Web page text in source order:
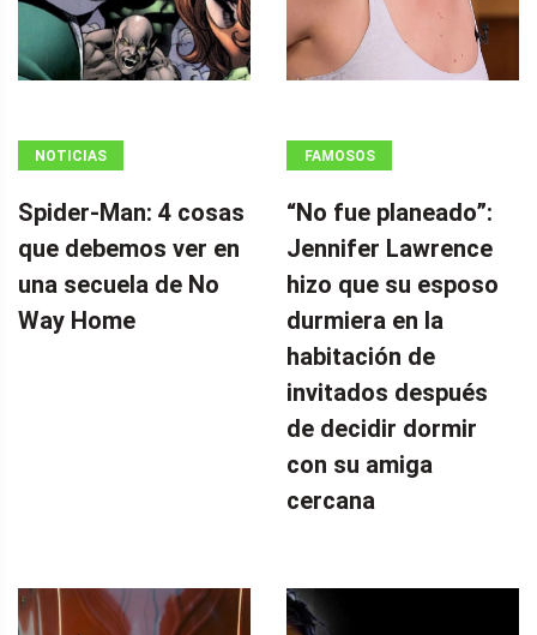
NOTICIAS
Spider-Man: 4 cosas
que debemos ver en
una secuela de No
Way Home
FAMOSOS
“No fue planeado”: ​​
Jennifer Lawrence
hizo que su esposo
durmiera en la
habitación de
invitados después
de decidir dormir
con su amiga
cercana